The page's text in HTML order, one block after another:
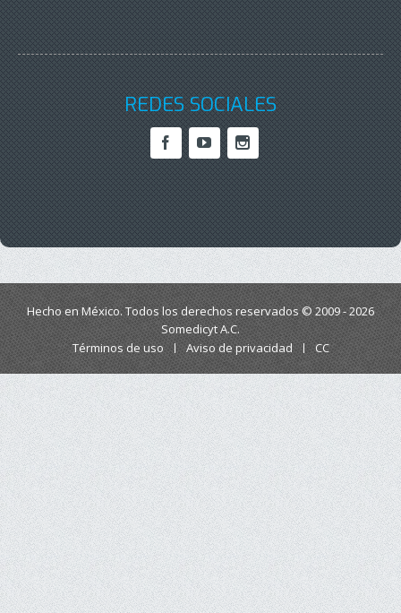
REDES SOCIALES
Hecho en México. Todos los derechos reservados © 2009 - 2026
Somedicyt A.C.
Términos de uso
Aviso de privacidad CC